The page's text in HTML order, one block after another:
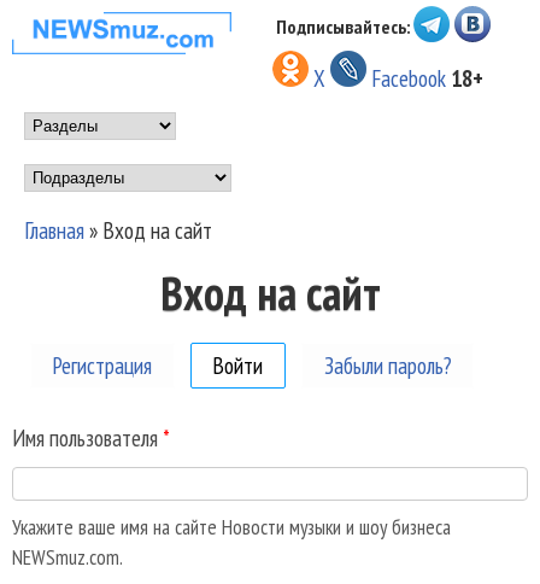
Перейти к основному
содержанию
НОВОСТИ
МУЗЫКИ И
ШОУ БИЗНЕСА
NEWSMUZ.COM
Подписывайтесь:
X Facebook 18+
Main menu
Подразделы
Вы здесь
Главная» Вход на сайт
Вход на сайт
Регистрация Войти (активная вкладка)
Забыли пароль?
Имя пользователя *
Укажите ваше имя на сайте Новости музыки и шоу бизнеса
NEWSmuz.com.